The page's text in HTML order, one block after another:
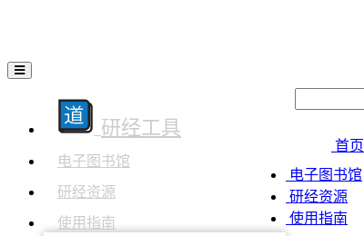
研经工具
电子图书馆
研经资源
使用指南
首页
电子图书馆
研经资源
使用指南